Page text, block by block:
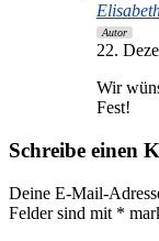
Autor
22.
Wir
Fest!
Schreibe einen
Deine E-Mail-
Felder sind mit *